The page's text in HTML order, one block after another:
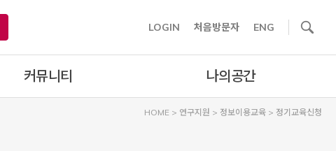
LOGIN 처음방문자 ENG
커뮤니티 나의공간
HOME > 연구지원 > 정보이용교육 > 정기교육신청